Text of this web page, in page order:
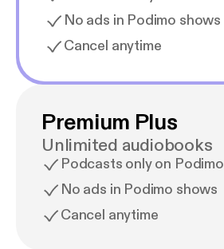
No ads in Podimo shows
Cancel anytime
Premium Plus
Unlimited audiobooks
Podcasts only on Podimo
No ads in Podimo shows
Cancel anytime